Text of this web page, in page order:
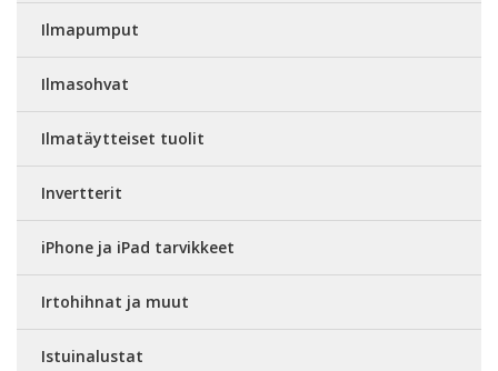
Ilmapumput
Ilmasohvat
Ilmatäytteiset tuolit
Invertterit
iPhone ja iPad tarvikkeet
Irtohihnat ja muut
Istuinalustat